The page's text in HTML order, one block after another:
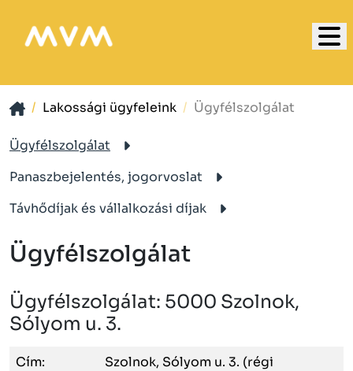
Lakossági ügyfeleink Ügyfélszolgálat
Ügyfélszolgálat
Panaszbejelentés, jogorvoslat
Távhődíjak és vállalkozási díjak
Ügyfélszolgálat
Ügyfélszolgálat: 5000 Szolnok,
Sólyom u. 3.
Cím:
Szolnok, Sólyom u. 3. (régi